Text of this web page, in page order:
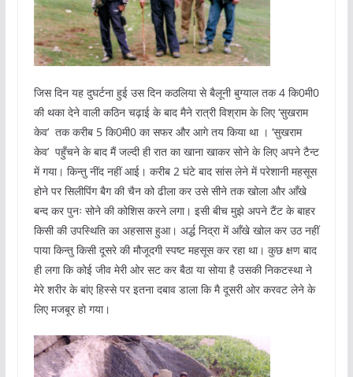
जिस दिन यह दुघर्टना हुई उस दिन कठलिया से बैलूनी बुग्याल तक 4 कि0मी0
की थका देने वाली कठिन चढ़ाई के बाद मैने रात्री विश्राम के लिए ‘सुखराम
केव’ तक करीब 5 कि0मी0 का सफर और आगे तय किया था । ‘सुखराम
केव’ पहुँचने के बाद मैं जल्दी ही रात का खाना खाकर सोने के लिए अपने टैन्ट
में गया। किन्तु नींद नहीं आई। करीब 2 घंटे बाद सांस लेने में परेशानी महसूस
होने पर सिलीपिंग बैग की चैन को ढीला कर उसे सीने तक खोला और आँखे
बन्द कर पुनः सोने की कोशिस करने लगा। इसी बीच मुझे अपने टैंट के बाहर
किसी की उपस्थिति का अहसास हुआ। अर्द्ध निद्रा में आँखे खोल कर उठ नहीं
पाया किन्तु किसी दूसरे की मौजूदगी स्‍पष्‍ट महसूस कर रहा था। कुछ क्षण बाद
ही लगा कि कोई जीव मेरी ओर सट कर बैठा या सोया है उसकी निकटस्था ने
मेरे शरीर के बांए हिस्से पर इतना दबाव डाला कि मै दूसरी ओर करवट लेने के
लिए मजबूर हो गया।